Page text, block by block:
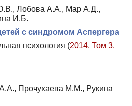
Лобова А.А., Мар А.Д.,
И.Б.
с синдромом Аспергера
психология (2014. Том 3.
Прочухаева М.М., Рукина